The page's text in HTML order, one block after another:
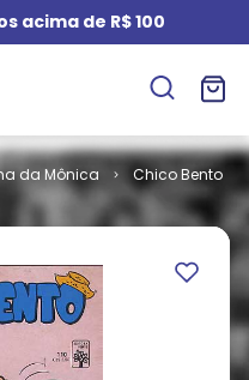
acima de R$ 100
da Mônica
Chico Bento